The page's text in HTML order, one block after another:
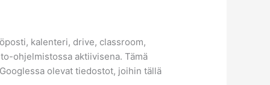
kalenteri, drive, classroom,
ohjelmistossa aktiivisena. Tämä
olevat tiedostot, joihin tällä